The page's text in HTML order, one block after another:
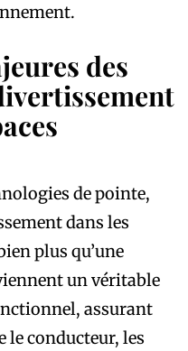
des
de pointe,
dans les
plus qu’une
un véritable
assurant
conducteur, les